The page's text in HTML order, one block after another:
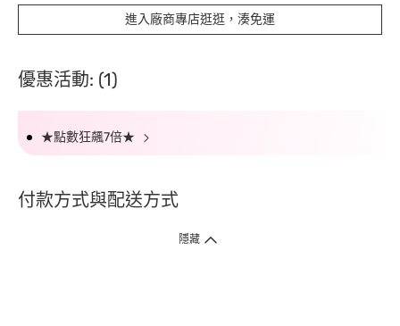
進入廠商專店逛逛，湊免運
優惠活動: (1)
★點數狂飆7倍★
付款方式與配送方式
隱藏